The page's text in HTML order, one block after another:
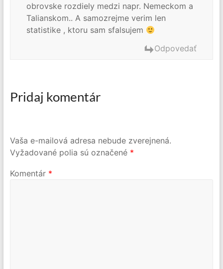
obrovske rozdiely medzi napr. Nemeckom a
Talianskom.. A samozrejme verim len
statistike , ktoru sam sfalsujem
Odpovedať
Pridaj komentár
Vaša e-mailová adresa nebude zverejnená.
Vyžadované polia sú označené *
Komentár *